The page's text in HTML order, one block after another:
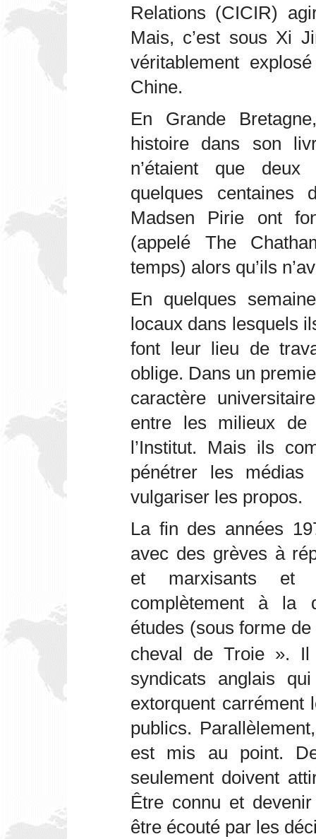
Relations (CICIR)
Mais, c’est sous Xi
véritablement
Chine.
En Grande
histoire dans son
n’étaient que
quelques centaines
Madsen Pirie ont
(appelé The
temps) alors qu’ils
En quelques
locaux dans lesquels
font leur lieu de
oblige. Dans un
caractère
entre les milieux de
l’Institut. Mais ils
pénétrer les
vulgariser les propos.
La fin des années
avec des grèves à
et marxisants et
complètement à la
études (sous forme
cheval de Troie ». Il
syndicats anglais
extorquent carrément
publics.
est mis au point.
seulement doivent
Être connu et
être écouté par les